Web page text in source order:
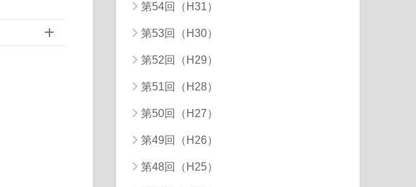
第54回（H31）
第53回（H30）
第52回（H29）
第51回（H28）
第50回（H27）
第49回（H26）
第48回（H25）